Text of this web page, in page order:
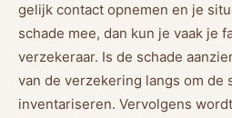
gelijk contact opnemen en je
schade mee, dan kun je vaak je
verzekeraar. Is de schade
van de verzekering langs om de
inventariseren. Vervolgens